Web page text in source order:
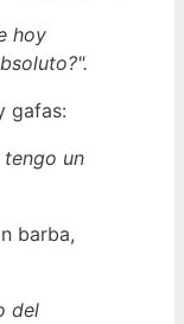
hoy
gafas:
un
barba,
del